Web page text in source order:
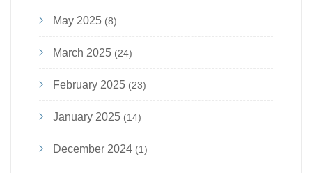
May 2025 (8)
March 2025 (24)
February 2025 (23)
January 2025 (14)
December 2024 (1)